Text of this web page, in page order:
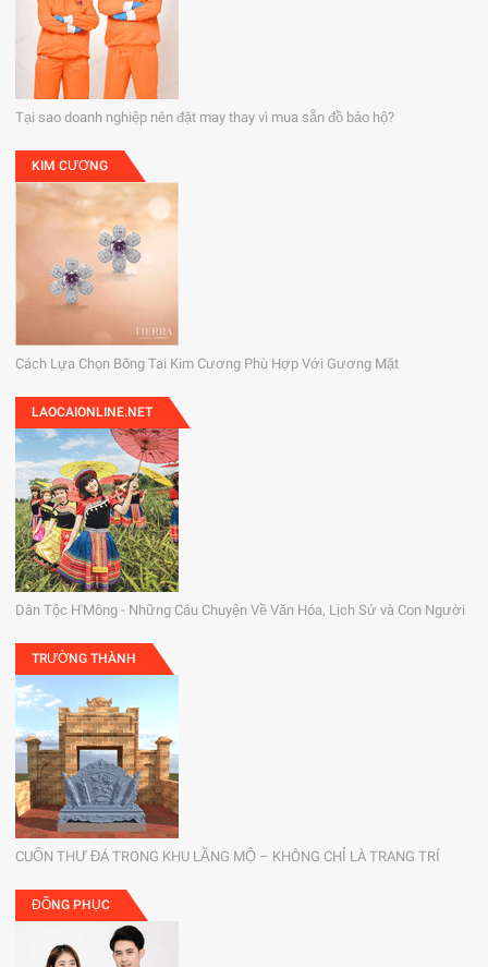
Tại sao doanh nghiệp nên đặt may thay vì mua sẵn đồ bảo hộ?
KIM CƯƠNG
Cách Lựa Chọn Bông Tai Kim Cương Phù Hợp Với Gương Mặt
LAOCAIONLINE.NET
Dân Tộc H'Mông - Những Câu Chuyện Về Văn Hóa, Lịch Sử và Con Người
TRƯỜNG THÀNH
CUỐN THƯ ĐÁ TRONG KHU LĂNG MỘ – KHÔNG CHỈ LÀ TRANG TRÍ
ĐỒNG PHỤC